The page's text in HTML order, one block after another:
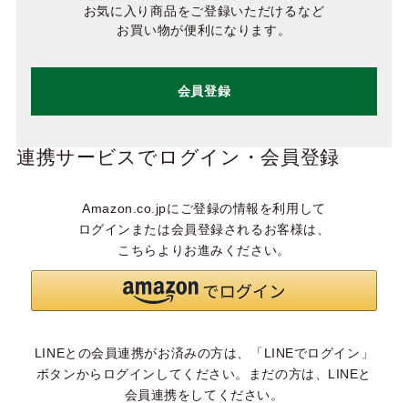
お気に入り商品をご登録いただけるなど
お買い物が便利になります。
会員登録
連携サービスでログイン・会員登録
Amazon.co.jpにご登録の情報を利用して
ログインまたは会員登録されるお客様は、
こちらよりお進みください。
LINEとの会員連携がお済みの方は、「LINEでログイン」
ボタンからログインしてください。まだの方は、 LINEと
会員連携をしてください。